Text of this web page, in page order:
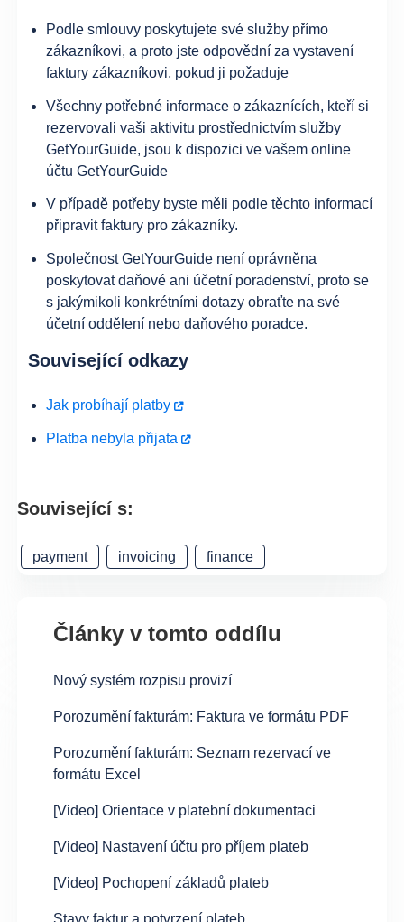
Podle smlouvy poskytujete své služby přímo
zákazníkovi, a proto jste odpovědní za vystavení
faktury zákazníkovi, pokud ji požaduje
Všechny potřebné informace o zákaznících, kteří si
rezervovali vaši aktivitu prostřednictvím služby
GetYourGuide, jsou k dispozici ve vašem online
účtu GetYourGuide
V případě potřeby byste měli podle těchto informací
připravit faktury pro zákazníky.
Společnost GetYourGuide není oprávněna
poskytovat daňové ani účetní poradenství, proto se
s jakýmikoli konkrétními dotazy obraťte na své
účetní oddělení nebo daňového poradce.
Související odkazy
Jak probíhají platby
Platba nebyla přijata
Související s:
payment invoicing finance
Články v tomto oddílu
Nový systém rozpisu provizí
Porozumění fakturám: Faktura ve formátu PDF
Porozumění fakturám: Seznam rezervací ve
formátu Excel
[Video] Orientace v platební dokumentaci
[Video] Nastavení účtu pro příjem plateb
[Video] Pochopení základů plateb
Stavy faktur a potvrzení plateb